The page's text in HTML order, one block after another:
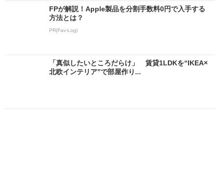
FPが解説！Apple製品を分割手数料0円で入手する
方法とは？
PR(Fav-Log)
「真似したいところだらけ」 賃貸1LDKを“IKEA×
北欧インテリア”で部屋作り...